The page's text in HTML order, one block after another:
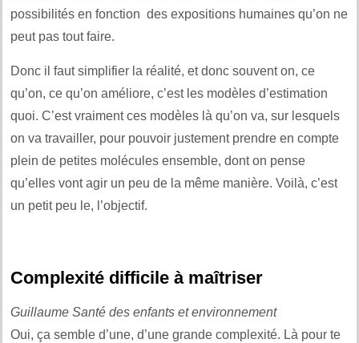
possibilités en fonction des expositions humaines qu’on ne
peut pas tout faire.
Donc il faut simplifier la réalité, et donc souvent on, ce
qu’on, ce qu’on améliore, c’est les modèles d’estimation
quoi. C’est vraiment ces modèles là qu’on va, sur lesquels
on va travailler, pour pouvoir justement prendre en compte
plein de petites molécules ensemble, dont on pense
qu’elles vont agir un peu de la même manière. Voilà, c’est
un petit peu le, l’objectif.
Complexité difficile à maîtriser
Guillaume Santé des enfants et environnement
Oui, ça semble d’une, d’une grande complexité. Là pour te